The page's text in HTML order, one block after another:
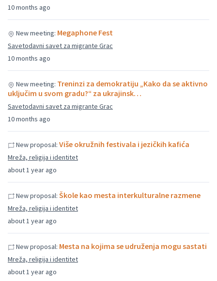
10 months ago
10 months ago
New meeting: Megaphone Fest
Savetodavni savet za migrante Grac
10 months ago
New meeting: Treninzi za demokratiju „Kako da se aktivno
uključim u svom gradu?“ za ukrajinsk…
Savetodavni savet za migrante Grac
about 1 year ago
New proposal: Više okružnih festivala i jezičkih kafića
Mreža, religija i identitet
about 1 year ago
New proposal: Škole kao mesta interkulturalne razmene
Mreža, religija i identitet
about 1 year ago
New proposal: Mesta na kojima se udruženja mogu sastati
Mreža, religija i identitet